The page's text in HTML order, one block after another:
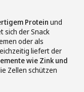
Protein und
sich der Snack
oder als
liefert der
wie Zink und
Zellen schützen